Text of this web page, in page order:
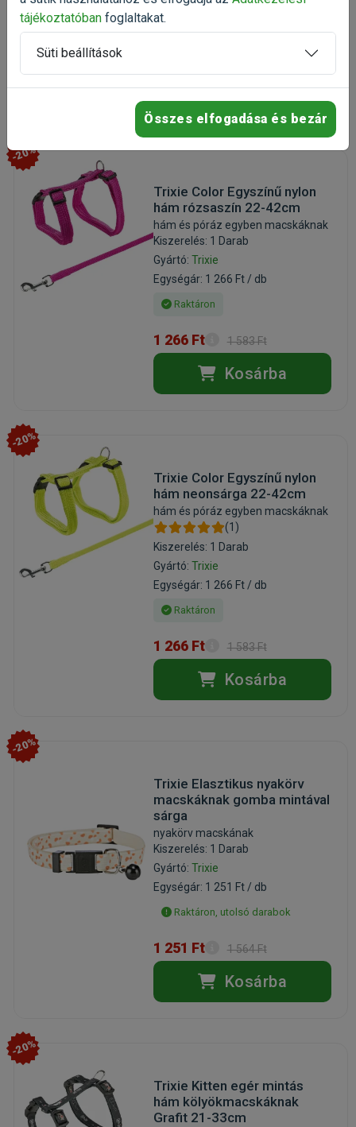
Kosárba
-20%
Trixie Color Egyszínű nylon
hám rózsaszín 22-42cm
hám és póráz egyben macskáknak
Kiszerelés: 1 Darab
Gyártó: Trixie
Egységár: 1 266 Ft / db
Raktáron
1 266 Ft 1 583 Ft
Kosárba
-20%
Trixie Color Egyszínű nylon
hám neonsárga 22-42cm
hám és póráz egyben macskáknak
(1)
Kiszerelés: 1 Darab
Gyártó: Trixie
Egységár: 1 266 Ft / db
Raktáron
1 266 Ft 1 583 Ft
Kosárba
-20%
Trixie Elasztikus nyakörv
macskáknak gomba mintával
sárga
nyakörv macskának
Kiszerelés: 1 Darab
Gyártó: Trixie
Egységár: 1 251 Ft / db
Raktáron, utolsó darabok
1 251 Ft 1 564 Ft
Kosárba
-20%
Trixie Kitten egér mintás
hám kölyökmacskáknak
Grafit 21-33cm
tájékoztatóban foglaltakat.
Süti beállítások
Összes elfogadása és bezár